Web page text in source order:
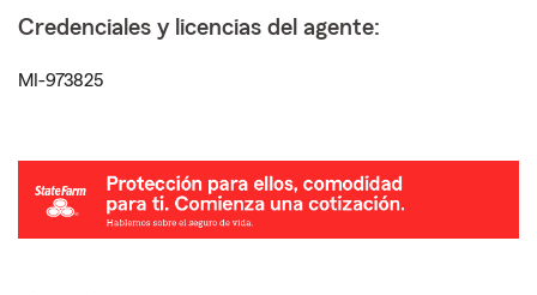
Credenciales y licencias del agente:
MI-973825